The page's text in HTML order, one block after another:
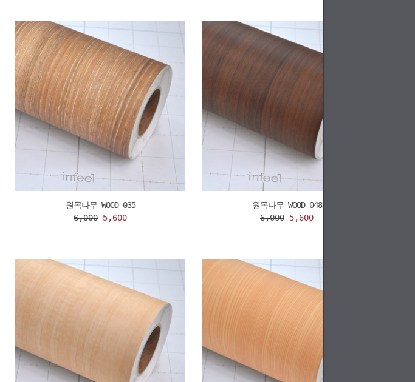
원목나무 WOOD 035
6,000 5,600
원목나무 WOOD 048
6,000 5,600